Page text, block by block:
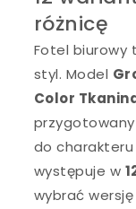
różnicę
Fotel biurowy
styl. Model
Color
do charakteru
występuje w
wybrać